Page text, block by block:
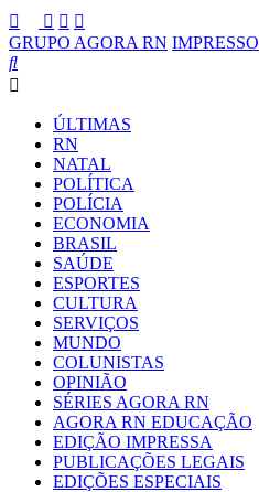
GRUPO AGORA RN IMPRESSO
ÚLTIMAS
RN
NATAL
POLÍTICA
POLÍCIA
ECONOMIA
BRASIL
SAÚDE
ESPORTES
CULTURA
SERVIÇOS
MUNDO
COLUNISTAS
OPINIÃO
SÉRIES AGORA RN
AGORA RN EDUCAÇÃO
EDIÇÃO IMPRESSA
PUBLICAÇÕES LEGAIS
EDIÇÕES ESPECIAIS